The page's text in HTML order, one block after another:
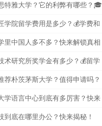
特雅大学？它的利弊有哪些？🎓
学院留学费用是多少？💰学费和
里中国人多不多？快来解锁真相
术研究所奖学金有多少？💰留学
荐朴茨茅斯大学？值得申请吗？
学语言中心到底有多厉害？快来
到底在哪里办公？快来揭秘！